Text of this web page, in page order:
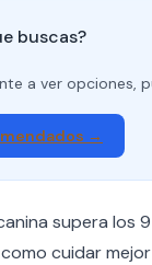
buscas?
a ver opciones,
→
supera los
cuidar